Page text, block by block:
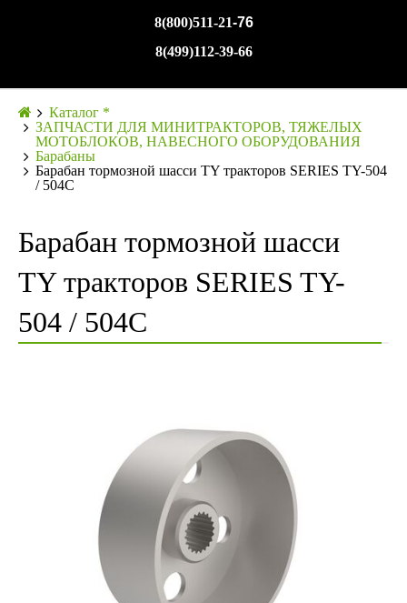
8(800)511-21-76
8(499)112-39-66
Каталог *
ЗАПЧАСТИ ДЛЯ МИНИТРАКТОРОВ, ТЯЖЕЛЫХ
МОТОБЛОКОВ, НАВЕСНОГО ОБОРУДОВАНИЯ
Барабаны
Барабан тормозной шасси TY тракторов SERIES TY-504
/ 504C
Барабан тормозной шасси
TY тракторов SERIES TY-
504 / 504C